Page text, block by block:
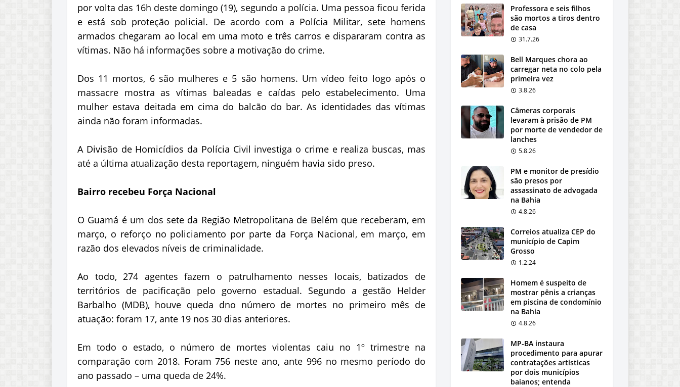
por volta das 16h deste domingo (19), segundo a polícia. Uma pessoa ficou ferida
e está sob proteção policial. De acordo com a Polícia Militar, sete homens
armados chegaram ao local em uma moto e três carros e dispararam contra as
vítimas. Não há informações sobre a motivação do crime.
Dos 11 mortos, 6 são mulheres e 5 são homens. Um vídeo feito logo após o
massacre mostra as vítimas baleadas e caídas pelo estabelecimento. Uma
mulher estava deitada em cima do balcão do bar. As identidades das vítimas
ainda não foram informadas.
A Divisão de Homicídios da Polícia Civil investiga o crime e realiza buscas, mas
até a última atualização desta reportagem, ninguém havia sido preso.
Bairro recebeu Força Nacional
O Guamá é um dos sete da Região Metropolitana de Belém que receberam, em
março, o reforço no policiamento por parte da Força Nacional, em março, em
razão dos elevados níveis de criminalidade.
Ao todo, 274 agentes fazem o patrulhamento nesses locais, batizados de
territórios de pacificação pelo governo estadual. Segundo a gestão Helder
Barbalho (MDB), houve queda dno número de mortes no primeiro mês de
atuação: foram 17, ante 19 nos 30 dias anteriores.
Em todo o estado, o número de mortes violentas caiu no 1º trimestre na
comparação com 2018. Foram 756 neste ano, ante 996 no mesmo período do
ano passado – uma queda de 24%.
Professora e seis filhos
são mortos a tiros dentro
de casa
31.7.26
Bell Marques chora ao
carregar neta no colo pela
primeira vez
3.8.26
Câmeras corporais
levaram à prisão de PM
por morte de vendedor de
lanches
5.8.26
PM e monitor de presídio
são presos por
assassinato de advogada
na Bahia
4.8.26
Correios atualiza CEP do
município de Capim
Grosso
1.2.24
Homem é suspeito de
mostrar pênis a crianças
em piscina de condomínio
na Bahia
4.8.26
MP-BA instaura
procedimento para apurar
contratações artísticas
por dois municípios
baianos; entenda